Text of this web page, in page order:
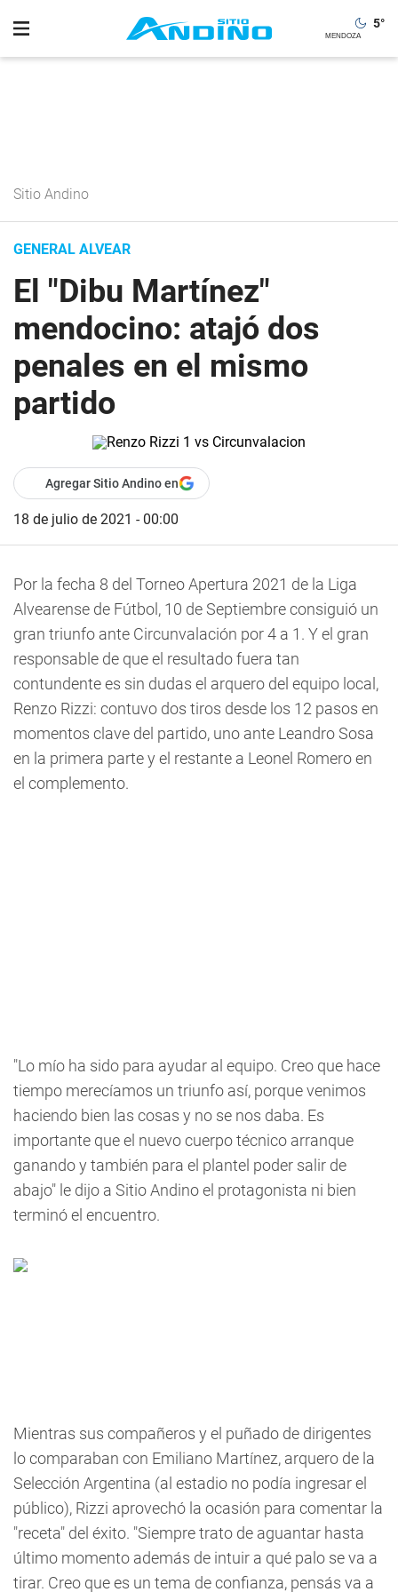
5°
Sitio Andino
GENERAL ALVEAR
El "Dibu Martínez"
mendocino: atajó dos
penales en el mismo
partido
Agregar Sitio Andino en
18 de julio de 2021 - 00:00
Por la fecha 8 del Torneo Apertura 2021 de la Liga
Alvearense de Fútbol, 10 de Septiembre consiguió un
gran triunfo ante Circunvalación por 4 a 1. Y el gran
responsable de que el resultado fuera tan
contundente es sin dudas el arquero del equipo local,
Renzo Rizzi: contuvo dos tiros desde los 12 pasos en
momentos clave del partido, uno ante Leandro Sosa
en la primera parte y el restante a Leonel Romero en
el complemento.
"Lo mío ha sido para ayudar al equipo. Creo que hace
tiempo merecíamos un triunfo así, porque venimos
haciendo bien las cosas y no se nos daba. Es
importante que el nuevo cuerpo técnico arranque
ganando y también para el plantel poder salir de
abajo" le dijo a Sitio Andino el protagonista ni bien
terminó el encuentro.
Mientras sus compañeros y el puñado de dirigentes
lo comparaban con Emiliano Martínez, arquero de la
Selección Argentina (al estadio no podía ingresar el
público), Rizzi aprovechó la ocasión para comentar la
"receta" del éxito. "Siempre trato de aguantar hasta
último momento además de intuir a qué palo se va a
tirar. Creo que es un tema de confianza, pensás va a